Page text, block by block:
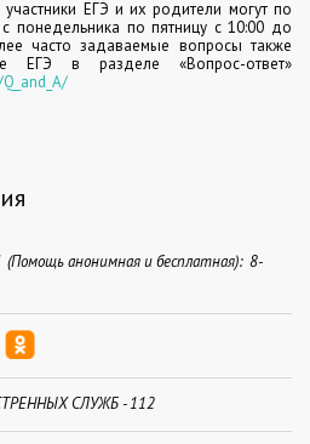
ЕГЭ и их родители могут по
понедельника по пятницу с 10:00 до
часто задаваемые вопросы также
ЕГЭ в разделе «Вопрос-ответ»
анонимная и бесплатная): 8-
СЛУЖБ - 112